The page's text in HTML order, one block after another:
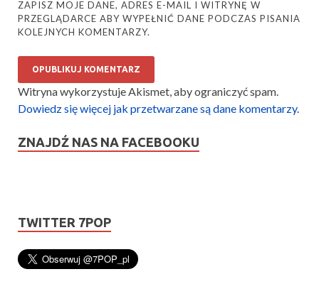
ZAPISZ MOJE DANE, ADRES E-MAIL I WITRYNĘ W
PRZEGLĄDARCE ABY WYPEŁNIĆ DANE PODCZAS PISANIA
KOLEJNYCH KOMENTARZY.
Witryna wykorzystuje Akismet, aby ograniczyć spam.
Dowiedz się więcej jak przetwarzane są dane komentarzy.
ZNAJDŹ NAS NA FACEBOOKU
TWITTER 7POP